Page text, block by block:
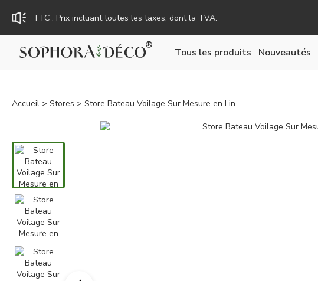
Rejoignez Sophora Déco pour des coupons exclusifs !
Tous les produits Nouveautés
Accueil > Stores > Store Bateau Voilage Sur Mesure en Lin